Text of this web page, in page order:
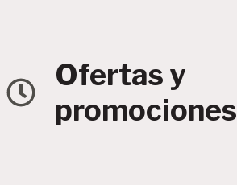
Ofertas y
promociones